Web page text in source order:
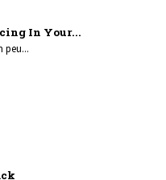
In Your...
peu...